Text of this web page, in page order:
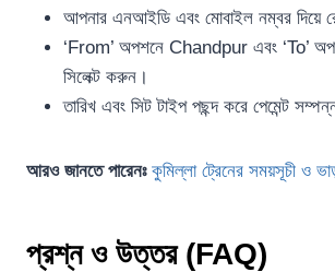
আপনার এনআইডি এবং মোবাইল নম্বর দিয়ে
‘From’ অপশনে Chandpur এবং ‘To’
সিলেক্ট করুন।
তারিখ এবং সিট টাইপ পছন্দ করে পেমেন্ট
আরও জানতে পারেনঃ কুমিল্লা ট্রেনের সময়সূচী ও
প্রশ্ন ও উত্তর (FAQ)